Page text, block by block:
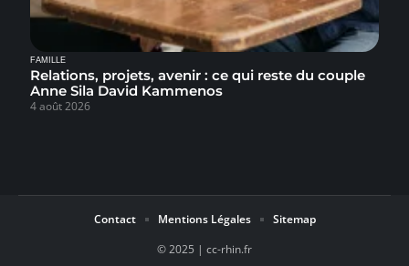
FAMILLE
Relations, projets, avenir : ce qui reste du couple
Anne Sila David Kammenos
4 août 2026
© 2025 | cc-rhin.fr
Contact Mentions Légales Sitemap